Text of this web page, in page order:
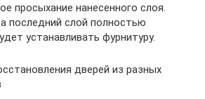
просыхание нанесенного слоя.
последний слой полностью
устанавливать фурнитуру.
дверей из разных